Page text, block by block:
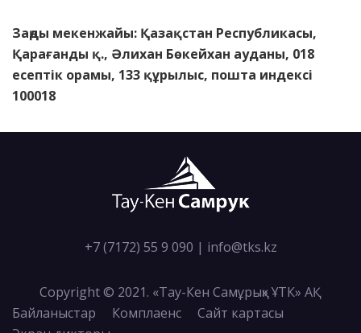
Заңды мекенжайы: Қазақстан Республикасы,
Қарағанды қ., Әлихан Бөкейхан ауданы, 018
есептік орамы, 133 құрылыс, пошта индексі
100018
+7 (7172) 55 9 090 | info@tks.kz
Copyright © 2021. «Тау-Кен Самұрық» ҰТК» АҚ
Байланыстар
Комплаенс
Сайт картасы